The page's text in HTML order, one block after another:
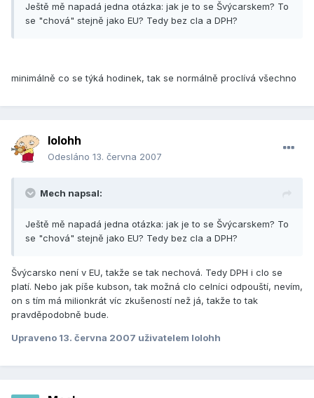
Ještě mě napadá jedna otázka: jak je to se Švýcarskem? To
se "chová" stejně jako EU? Tedy bez cla a DPH?
minimálně co se týká hodinek, tak se normálně proclívá všechno
lolohh
Odesláno 13. června 2007
Mech napsal:
Ještě mě napadá jedna otázka: jak je to se Švýcarskem? To
se "chová" stejně jako EU? Tedy bez cla a DPH?
Švýcarsko není v EU, takže se tak nechová. Tedy DPH i clo se
platí. Nebo jak píše kubson, tak možná clo celníci odpouští, nevím,
on s tím má milionkrát víc zkušeností než já, takže to tak
pravděpodobně bude.
Upraveno 13. června 2007 uživatelem lolohh